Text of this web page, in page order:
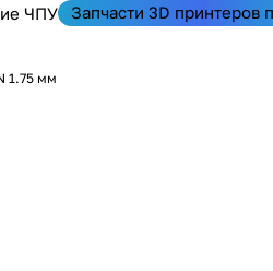
ЧПУ Запчасти 3D принтеров
1.75 мм